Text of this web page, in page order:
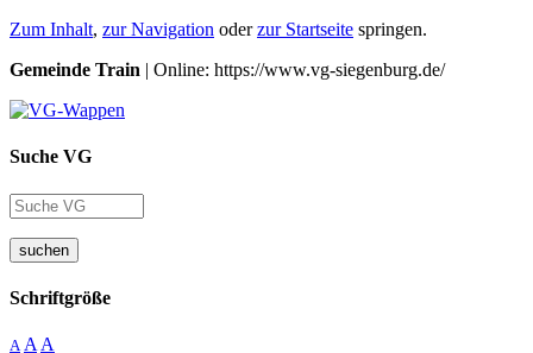
Zum Inhalt, zur Navigation oderzur Startseite springen.
Gemeinde Train | Online: https://www.vg-siegenburg.de/
Suche VG
suchen
Schriftgröße
A A A